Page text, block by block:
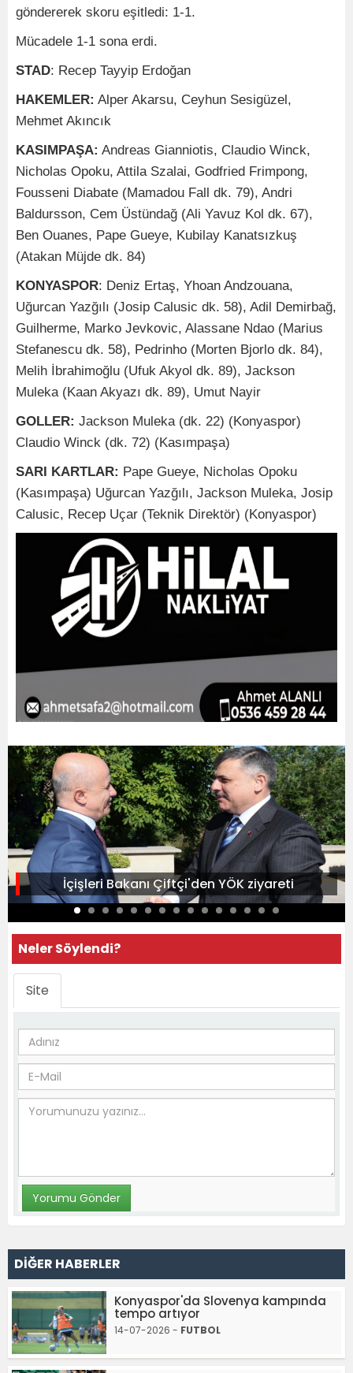
göndererek skoru eşitledi: 1-1.
Mücadele 1-1 sona erdi.
STAD: Recep Tayyip Erdoğan
HAKEMLER: Alper Akarsu, Ceyhun Sesigüzel,
Mehmet Akıncık
KASIMPAŞA: Andreas Gianniotis, Claudio Winck,
Nicholas Opoku, Attila Szalai, Godfried Frimpong,
Fousseni Diabate (Mamadou Fall dk. 79), Andri
Baldursson, Cem Üstündağ (Ali Yavuz Kol dk. 67),
Ben Ouanes, Pape Gueye, Kubilay Kanatsızkuş
(Atakan Müjde dk. 84)
KONYASPOR: Deniz Ertaş, Yhoan Andzouana,
Uğurcan Yazğılı (Josip Calusic dk. 58), Adil Demirbağ,
Guilherme, Marko Jevkovic, Alassane Ndao (Marius
Stefanescu dk. 58), Pedrinho (Morten Bjorlo dk. 84),
Melih İbrahimoğlu (Ufuk Akyol dk. 89), Jackson
Muleka (Kaan Akyazı dk. 89), Umut Nayir
GOLLER: Jackson Muleka (dk. 22) (Konyaspor)
Claudio Winck (dk. 72) (Kasımpaşa)
SARI KARTLAR: Pape Gueye, Nicholas Opoku
(Kasımpaşa) Uğurcan Yazğılı, Jackson Muleka, Josip
Calusic, Recep Uçar (Teknik Direktör) (Konyaspor)
İçişleri Bakanı Çiftçi'den YÖK ziyareti
Neler Söylendi?
Site
DİĞER HABERLER
Konyaspor'da Slovenya kampında
tempo artıyor
14-07-2026 - FUTBOL